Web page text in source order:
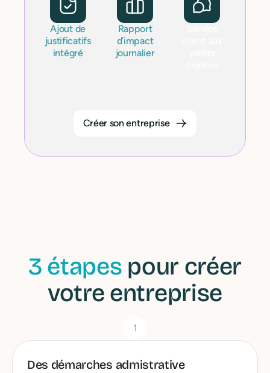
Ajout de
justificatifs
intégré
Rapport
d’impact
journalier
Créer son entreprise
3 étapes pour créer
votre entreprise
1
Des démarches admistrative